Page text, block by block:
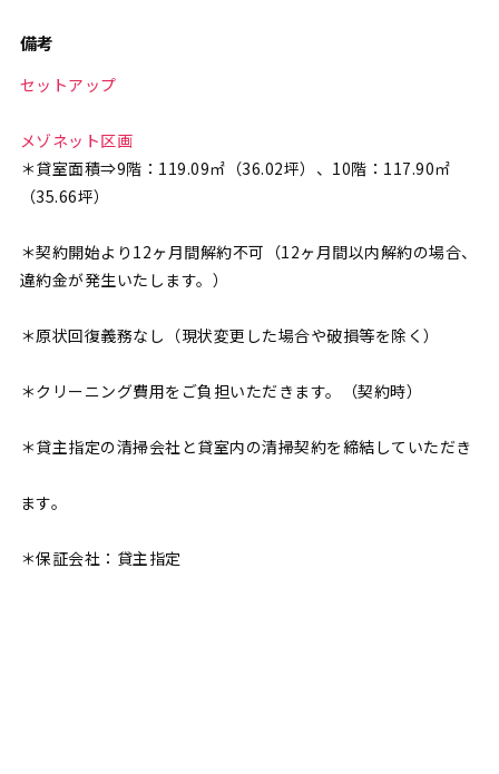
備考
セットアップ
メゾネット区画
＊貸室面積⇒9階：119.09㎡（36.02坪）、10階：117.90㎡
（35.66坪）
＊契約開始より12ヶ月間解約不可（12ヶ月間以内解約の場合、
違約金が発生いたします。）
＊原状回復義務なし（現状変更した場合や破損等を除く）
＊クリーニング費用をご負担いただきます。（契約時）
＊貸主指定の清掃会社と貸室内の清掃契約を締結していただき
ます。
＊保証会社：貸主指定